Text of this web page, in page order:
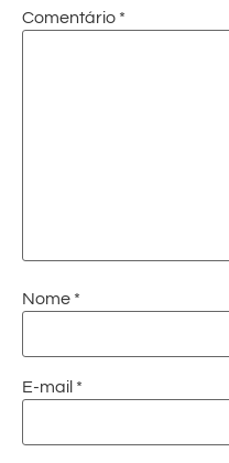
Comentário *
Nome *
E-mail *